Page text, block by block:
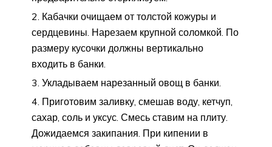
Кабачки очищаем от толстой кожуры и
сердцевины. Нарезаем крупной соломкой. По
размеру кусочки должны вертикально
входить в банки.
Укладываем нарезанный овощ в банки.
Приготовим заливку, смешав воду, кетчуп,
сахар, соль и уксус. Смесь ставим на плиту.
Дожидаемся закипания. При кипении в